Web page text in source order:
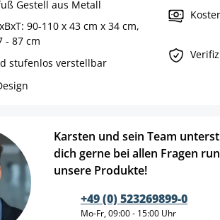
Gestell aus Metall
90-110 x 43 cm x 34 cm,
- 87 cm
stufenlos verstellbar
Karsten und sein Team
dich gerne bei allen Fragen
unsere Produkte!
+49 (0) 523269899-0
Mo-Fr, 09:00 - 15:00 Uhr